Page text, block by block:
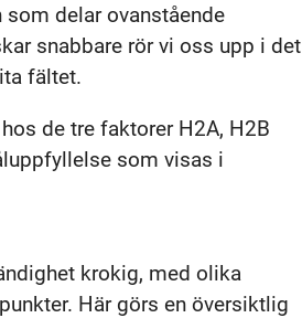
delar ovanstående
snabbare rör vi oss upp i det
fältet.
de tre faktorer H2A, H2B
som visas i
krokig, med olika
Här görs en översiktlig